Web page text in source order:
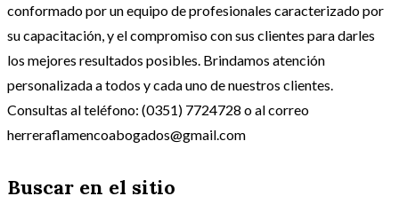
conformado por un equipo de profesionales caracterizado por
su capacitación, y el compromiso con sus clientes para darles
los mejores resultados posibles. Brindamos atención
personalizada a todos y cada uno de nuestros clientes.
Consultas al teléfono: (0351) 7724728 o al correo
herreraflamencoabogados@gmail.com
Buscar en el sitio